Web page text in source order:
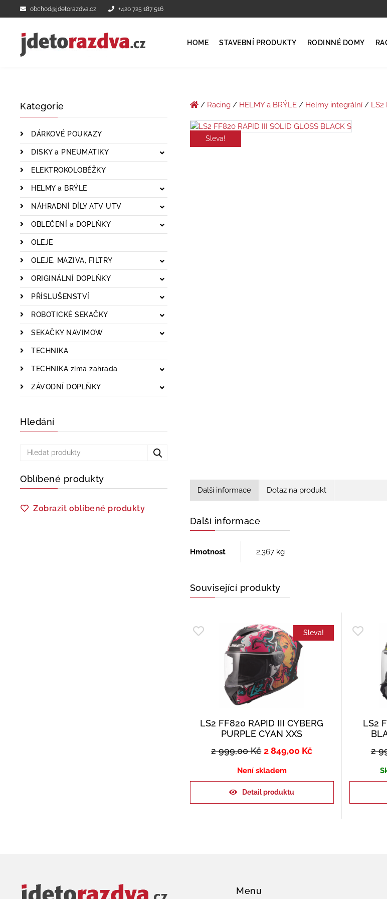
obchod@jdetorazdva.cz +420 725 187 516
HOME STAVEBNÍ PRODUKTY RODINNÉ DOMY
Kategorie
DÁRKOVÉ POUKAZY
DISKY a PNEUMATIKY
ELEKTROKOLOBĚŽKY
HELMY a BRÝLE
NÁHRADNÍ DÍLY ATV UTV
OBLEČENÍ a DOPLŇKY
OLEJE
OLEJE, MAZIVA, FILTRY
ORIGINÁLNÍ DOPLŇKY
PŘÍSLUŠENSTVÍ
ROBOTICKÉ SEKAČKY
SEKAČKY NAVIMOW
TECHNIKA
TECHNIKA zima zahrada
ZÁVODNÍ DOPLŇKY
Hledání
Oblíbené produkty
Zobrazit oblíbené produkty
/ Racing/ HELMY a BRÝLE/ Helmy integrální/ LS2
Sleva!
Další informace Dotaz na produkt
Další informace
Hmotnost 2,367 kg
Související produkty
Sleva!
LS2 FF820 RAPID III CYBERG
PURPLE CYAN XXS
2 999,00Kč 2 849,00 Kč
Není skladem
Detail produktu
LS2
2
Menu